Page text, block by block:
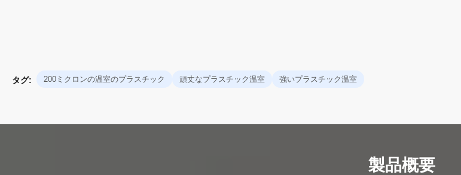
タグ: 200ミクロンの温室のプラスチック 頑丈なプラスチック温室 強いプラスチック温室
製品概要